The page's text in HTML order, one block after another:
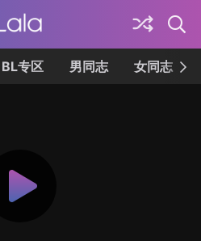
BL专区 男同志 女同志